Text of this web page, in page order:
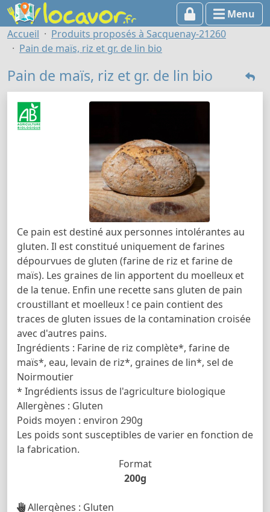
Menu
Accueil
Produits proposés à Sacquenay-21260
Pain de maïs, riz et gr. de lin bio
Pain de maïs, riz et gr. de lin bio
Ce pain est destiné aux personnes intolérantes au
gluten. Il est constitué uniquement de farines
dépourvues de gluten (farine de riz et farine de
maïs). Les graines de lin apportent du moelleux et
de la tenue. Enfin une recette sans gluten de pain
croustillant et moelleux ! ce pain contient des
traces de gluten issues de la contamination croisée
avec d'autres pains.
Ingrédients : Farine de riz complète*, farine de
maïs*, eau, levain de riz*, graines de lin*, sel de
Noirmoutier
* Ingrédients issus de l'agriculture biologique
Allergènes : Gluten
Poids moyen : environ 290g
Les poids sont susceptibles de varier en fonction de
la fabrication.
Format
200g
Allergènes : Gluten